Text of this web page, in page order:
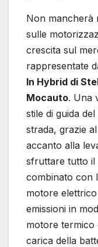
Non mancherà
sulle
crescita sul
rappresentate
In Hybrid di
Mocauto. Una
stile di guida
strada, grazie
accanto alla
sfruttare tutto il
combinato con
motore
emissioni in
motore termico
carica della